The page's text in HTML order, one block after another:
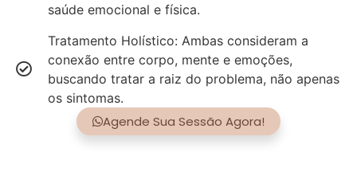
saúde emocional e física.
Tratamento Holístico: Ambas consideram a
conexão entre corpo, mente e emoções,
buscando tratar a raiz do problema, não apenas
os sintomas.
Agende Sua Sessão Agora!